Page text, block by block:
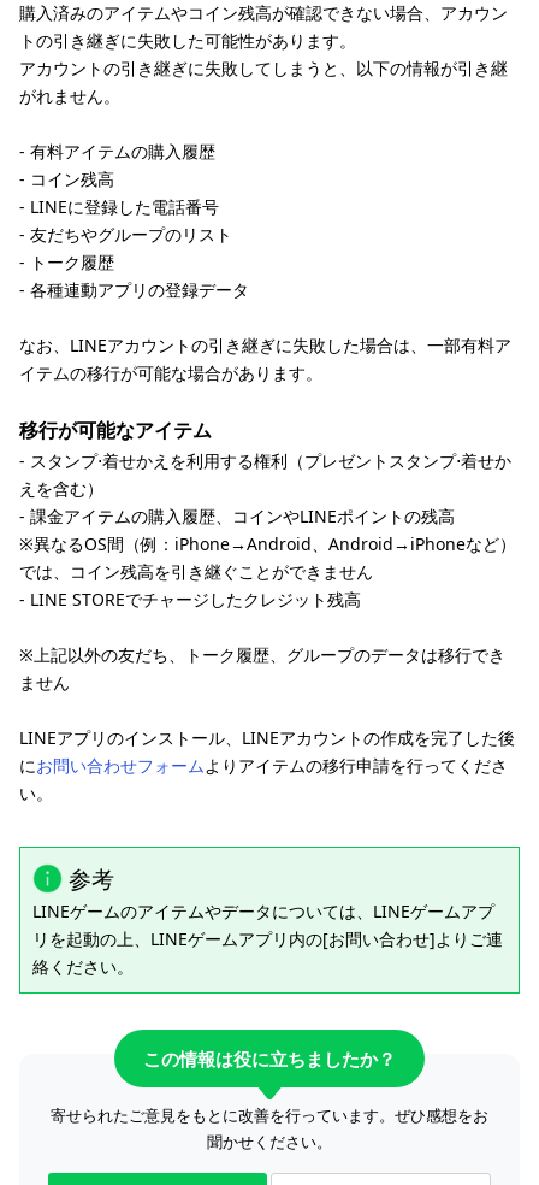
購入済みのアイテムやコイン残高が確認できない場合、アカウン
トの引き継ぎに失敗した可能性があります。
アカウントの引き継ぎに失敗してしまうと、以下の情報が引き継
がれません。
- 有料アイテムの購入履歴
- コイン残高
- LINEに登録した電話番号
- 友だちやグループのリスト
- トーク履歴
- 各種連動アプリの登録データ
なお、LINEアカウントの引き継ぎに失敗した場合は、一部有料ア
イテムの移行が可能な場合があります。
移行が可能なアイテム
- スタンプ⋅着せかえを利用する権利（プレゼントスタンプ⋅着せか
えを含む）
- 課金アイテムの購入履歴、コインやLINEポイントの残高
※異なるOS間（例：iPhone→Android、Android→iPhoneなど）
では、コイン残高を引き継ぐことができません
- LINE STOREでチャージしたクレジット残高
※上記以外の友だち、トーク履歴、グループのデータは移行でき
ません
LINEアプリのインストール、LINEアカウントの作成を完了した後
にお問い合わせフォームよりアイテムの移行申請を行ってくださ
い。
参考
LINEゲームのアイテムやデータについては、LINEゲームアプ
リを起動の上、LINEゲームアプリ内の[お問い合わせ]よりご連
絡ください。
この情報は役に立ちましたか？
寄せられたご意見をもとに改善を行っています。ぜひ感想をお
聞かせください。